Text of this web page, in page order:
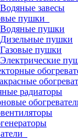
Водяные завесы
пушки
Водяные пушки
Дизельные пушки
Газовые пушки
Электрические
радиаторы